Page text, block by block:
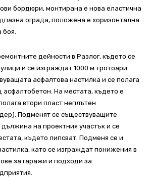
бордюри, монтирана е нова еластична
ограда, положена е хоризонтална
боя.
дейности в Разлог, където се
и се изграждат 1000 м тротоари.
асфалтова настилка и се полага
асфалтобетон. На местата, където е
втори пласт неплътен
Подменят се съществуващите
на проектния участък и се
където липсват. Подменя се и
като се изграждат понижения в
за гаражи и подходи за